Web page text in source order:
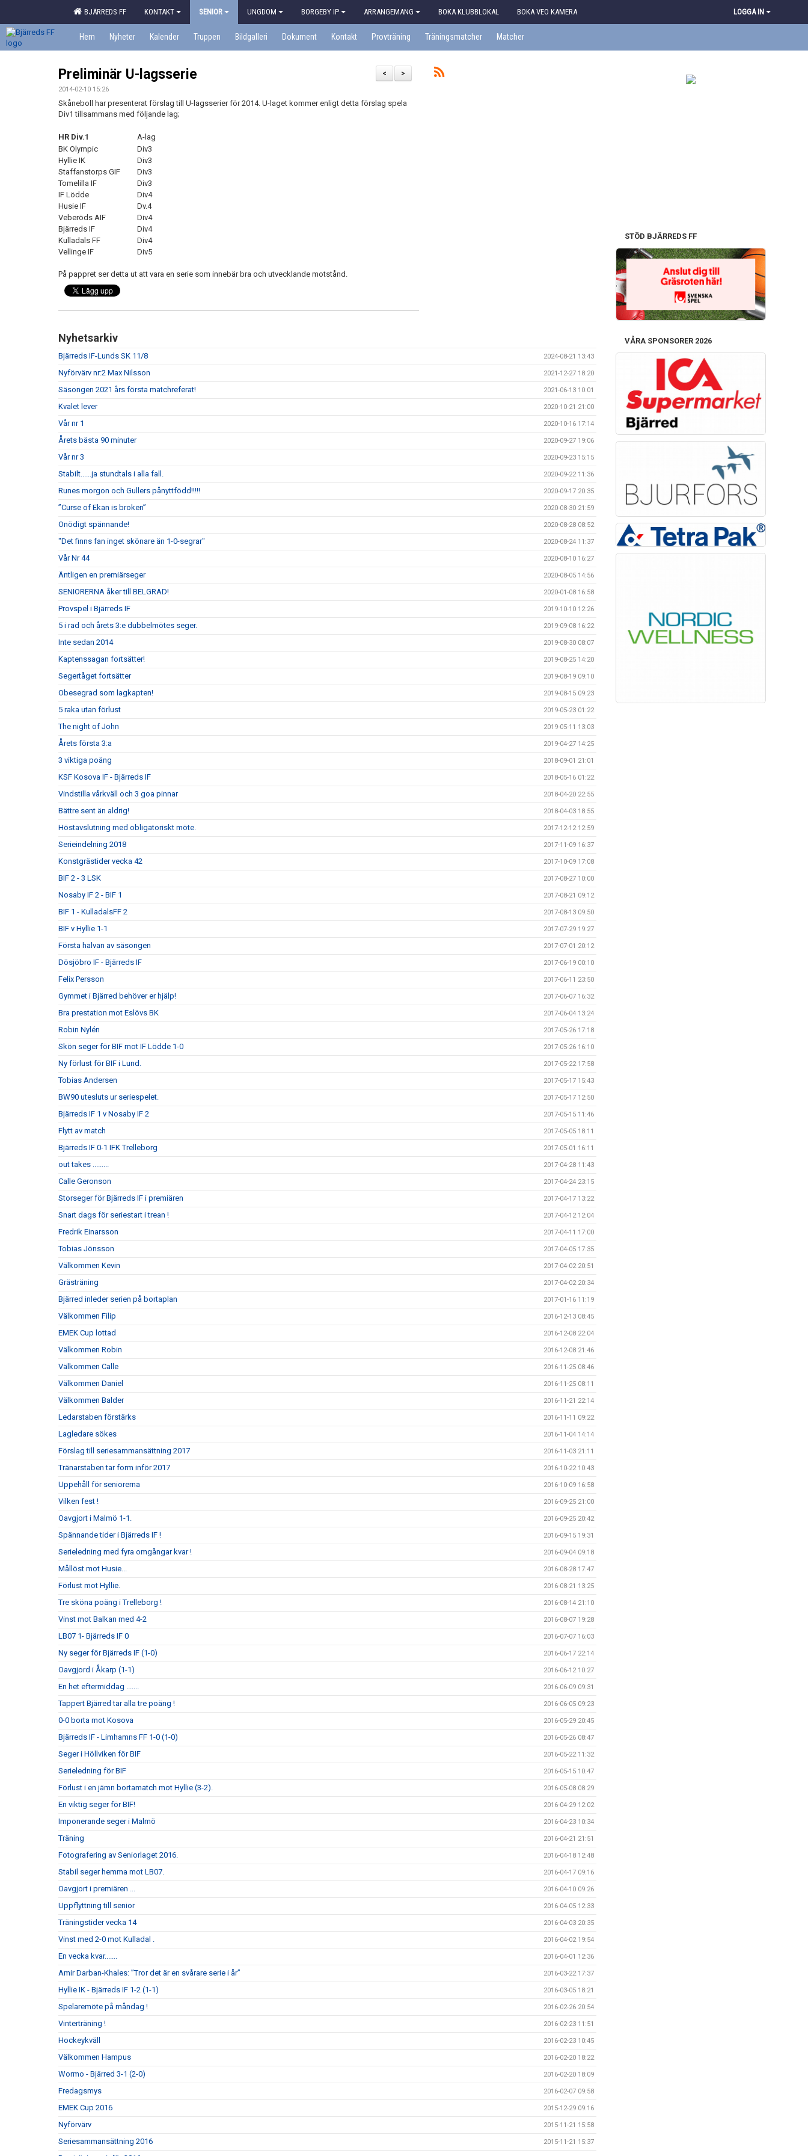
BJÄRREDS FF KONTAKT SENIOR UNGDOM BORGEBY IP ARRANGEMANG BOKA KLUBBLOKAL BOKA VEO KAMERA LOGGA IN
Hem Nyheter Kalender Truppen Bildgalleri Dokument Kontakt Provträning Träningsmatcher Matcher
>
<
Preliminär U-lagsserie
2014-02-10 15:26
Skåneboll har presenterat förslag till U-lagsserier för 2014. U-laget kommer enligt detta förslag spela
Div1 tillsammans med följande lag;
HR Div.1
A-lag
BK Olympic
Div3
Hyllie IK
Div3
Staffanstorps GIF
Div3
Tomelilla IF
Div3
IF Lödde
Div4
Husie IF
Dv.4
Veberöds AIF
Div4
Bjärreds IF
Div4
Kulladals FF
Div4
Vellinge IF
Div5
På pappret ser detta ut att vara en serie som innebär bra och utvecklande motstånd.
Nyhetsarkiv
Bjärreds IF-Lunds SK 11/8 2024-08-21 13:43
Nyförvärv nr:2 Max Nilsson 2021-12-27 18:20
Säsongen 2021 års första matchreferat! 2021-06-13 10:01
Kvalet lever 2020-10-21 21:00
Vår nr 1 2020-10-16 17:14
Årets bästa 90 minuter 2020-09-27 19:06
Vår nr 3 2020-09-23 15:15
Stabilt......ja stundtals i alla fall. 2020-09-22 11:36
Runes morgon och Gullers pånyttfödd!!!!! 2020-09-17 20:35
”Curse of Ekan is broken” 2020-08-30 21:59
Onödigt spännande! 2020-08-28 08:52
"Det finns fan inget skönare än 1-0-segrar" 2020-08-24 11:37
Vår Nr 44 2020-08-10 16:27
Äntligen en premiärseger 2020-08-05 14:56
SENIORERNA åker till BELGRAD! 2020-01-08 16:58
Provspel i Bjärreds IF 2019-10-10 12:26
5 i rad och årets 3:e dubbelmötes seger. 2019-09-08 16:22
Inte sedan 2014 2019-08-30 08:07
Kaptenssagan fortsätter! 2019-08-25 14:20
Segertåget fortsätter 2019-08-19 09:10
Obesegrad som lagkapten! 2019-08-15 09:23
5 raka utan förlust 2019-05-23 01:22
The night of John 2019-05-11 13:03
Årets första 3:a 2019-04-27 14:25
3 viktiga poäng 2018-09-01 21:01
KSF Kosova IF - Bjärreds IF 2018-05-16 01:22
Vindstilla vårkväll och 3 goa pinnar 2018-04-20 22:55
Bättre sent än aldrig! 2018-04-03 18:55
Höstavslutning med obligatoriskt möte. 2017-12-12 12:59
Serieindelning 2018 2017-11-09 16:37
Konstgrästider vecka 42 2017-10-09 17:08
BIF 2 - 3 LSK 2017-08-27 10:00
Nosaby IF 2 - BIF 1 2017-08-21 09:12
BIF 1 - KulladalsFF 2 2017-08-13 09:50
BIF v Hyllie 1-1 2017-07-29 19:27
Första halvan av säsongen 2017-07-01 20:12
Dösjöbro IF - Bjärreds IF 2017-06-19 00:10
Felix Persson 2017-06-11 23:50
Gymmet i Bjärred behöver er hjälp! 2017-06-07 16:32
Bra prestation mot Eslövs BK 2017-06-04 13:24
Robin Nylén 2017-05-26 17:18
Skön seger för BIF mot IF Lödde 1-0 2017-05-26 16:10
Ny förlust för BIF i Lund. 2017-05-22 17:58
Tobias Andersen 2017-05-17 15:43
BW90 utesluts ur seriespelet. 2017-05-17 12:50
Bjärreds IF 1 v Nosaby IF 2 2017-05-15 11:46
Flytt av match 2017-05-05 18:11
Bjärreds IF 0-1 IFK Trelleborg 2017-05-01 16:11
out takes ......... 2017-04-28 11:43
Calle Geronson 2017-04-24 23:15
Storseger för Bjärreds IF i premiären 2017-04-17 13:22
Snart dags för seriestart i trean ! 2017-04-12 12:04
Fredrik Einarsson 2017-04-11 17:00
Tobias Jönsson 2017-04-05 17:35
Välkommen Kevin 2017-04-02 20:51
Grästräning 2017-04-02 20:34
Bjärred inleder serien på bortaplan 2017-01-16 11:19
Välkommen Filip 2016-12-13 08:45
EMEK Cup lottad 2016-12-08 22:04
Välkommen Robin 2016-12-08 21:46
Välkommen Calle 2016-11-25 08:46
Välkommen Daniel 2016-11-25 08:11
Välkommen Balder 2016-11-21 22:14
Ledarstaben förstärks 2016-11-11 09:22
Lagledare sökes 2016-11-04 14:14
Förslag till seriesammansättning 2017 2016-11-03 21:11
Tränarstaben tar form inför 2017 2016-10-22 10:43
Uppehåll för seniorerna 2016-10-09 16:58
Vilken fest ! 2016-09-25 21:00
Oavgjort i Malmö 1-1. 2016-09-25 20:42
Spännande tider i Bjärreds IF ! 2016-09-15 19:31
Serieledning med fyra omgångar kvar ! 2016-09-04 09:18
Mållöst mot Husie... 2016-08-28 17:47
Förlust mot Hyllie. 2016-08-21 13:25
Tre sköna poäng i Trelleborg ! 2016-08-14 21:10
Vinst mot Balkan med 4-2 2016-08-07 19:28
LB07 1- Bjärreds IF 0 2016-07-07 16:03
Ny seger för Bjärreds IF (1-0) 2016-06-17 22:14
Oavgjord i Åkarp (1-1) 2016-06-12 10:27
En het eftermiddag ....... 2016-06-09 09:31
Tappert Bjärred tar alla tre poäng ! 2016-06-05 09:23
0-0 borta mot Kosova 2016-05-29 20:45
Bjärreds IF - Limhamns FF 1-0 (1-0) 2016-05-26 08:47
Seger i Höllviken för BIF 2016-05-22 11:32
Serieledning för BIF 2016-05-15 10:47
Förlust i en jämn bortamatch mot Hyllie (3-2). 2016-05-08 08:29
En viktig seger för BIF! 2016-04-29 12:02
Imponerande seger i Malmö 2016-04-23 10:34
Träning 2016-04-21 21:51
Fotografering av Seniorlaget 2016. 2016-04-18 12:48
Stabil seger hemma mot LB07. 2016-04-17 09:16
Oavgjort i premiären ... 2016-04-10 09:26
Uppflyttning till senior 2016-04-05 12:33
Träningstider vecka 14 2016-04-03 20:35
Vinst med 2-0 mot Kulladal . 2016-04-02 19:54
En vecka kvar....... 2016-04-01 12:36
Amir Darban-Khales: ”Tror det är en svårare serie i år” 2016-03-22 17:37
Hyllie IK - Bjärreds IF 1-2 (1-1) 2016-03-05 18:21
Spelaremöte på måndag ! 2016-02-26 20:54
Vinterträning ! 2016-02-23 11:51
Hockeykväll 2016-02-23 10:45
Välkommen Hampus 2016-02-20 18:22
Wormo - Bjärred 3-1 (2-0) 2016-02-20 18:09
Fredagsmys 2016-02-07 09:58
EMEK Cup 2016 2015-12-29 09:16
Nyförvärv 2015-11-21 15:58
Seriesammansättning 2016 2015-11-21 15:37
STÖD BJÄRREDS FF
VÅRA SPONSORER 2026